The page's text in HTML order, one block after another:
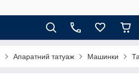
Апаратний татуаж Машинки